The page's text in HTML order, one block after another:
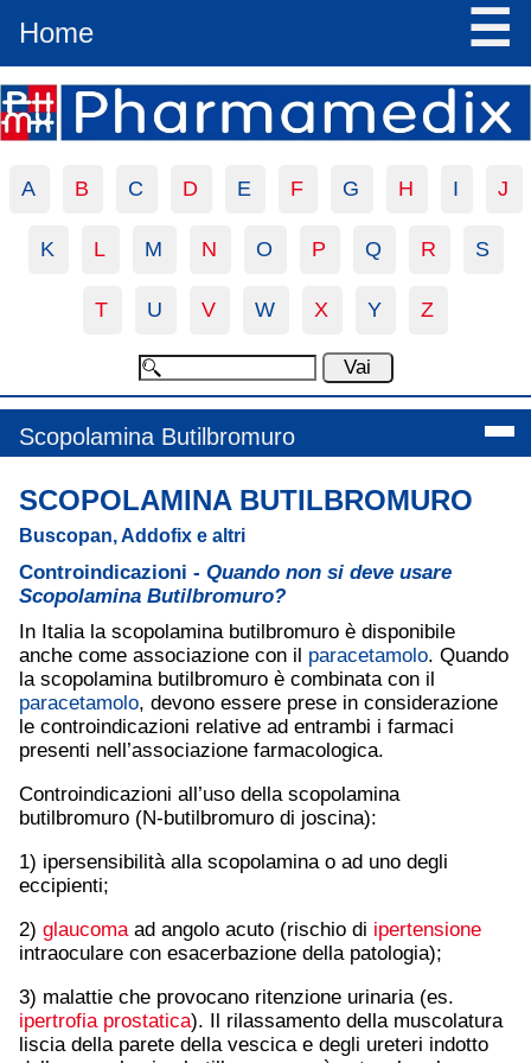
Home ☰
A B C D E F G H I J
K L M N O P Q R S
T U V W X Y Z
Scopolamina Butilbromuro
SCOPOLAMINA BUTILBROMURO
Buscopan, Addofix e altri
Controindicazioni - Quando non si deve usare
Scopolamina Butilbromuro?
In Italia la scopolamina butilbromuro è disponibile
anche come associazione con il paracetamolo. Quando
la scopolamina butilbromuro è combinata con il
paracetamolo, devono essere prese in considerazione
le controindicazioni relative ad entrambi i farmaci
presenti nell’associazione farmacologica.
Controindicazioni all’uso della scopolamina
butilbromuro (N-butilbromuro di joscina):
1) ipersensibilità alla scopolamina o ad uno degli
eccipienti;
2) glaucomaad angolo acuto (rischio di ipertensione
intraoculare con esacerbazione della patologia);
3) malattie che provocano ritenzione urinaria (es.
ipertrofia prostatica). Il rilassamento della muscolatura
liscia della parete della vescica e degli ureteri indotto